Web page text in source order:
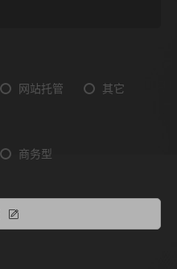
网站托管 其它
商务型